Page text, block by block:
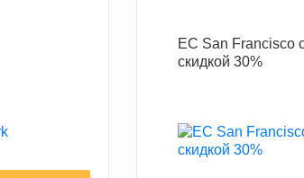
EC San Francisco
скидкой 30%